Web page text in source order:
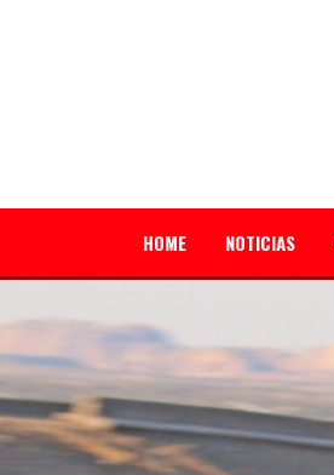
HOME NOTICIAS